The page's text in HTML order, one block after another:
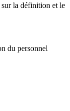
la définition et le
du personnel